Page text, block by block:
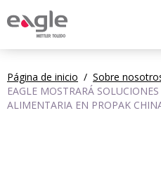
Página de inicio / Sobre
EAGLE MOSTRARÁ
ALIMENTARIA EN PROPAK